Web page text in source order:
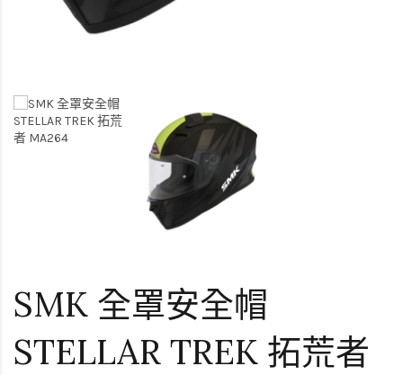
SMK 全罩安全帽
STELLAR TREK 拓荒者